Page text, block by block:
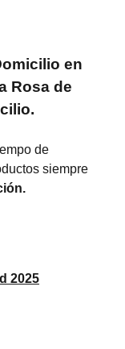
en
Rosa de
de
siempre
2025